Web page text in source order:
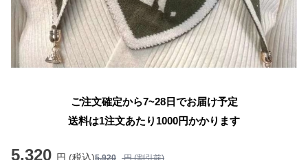
ご注文確定から7~28日でお届け予定
送料は1注文あたり 1000円かかります
5,320 円 (税込)5,920 円 (割引前)